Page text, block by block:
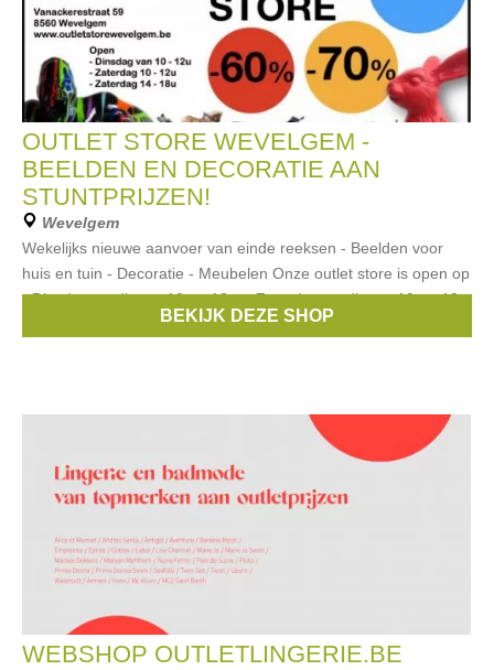
OUTLET STORE WEVELGEM -
BEELDEN EN DECORATIE AAN
STUNTPRIJZEN!
Wevelgem
Wekelijks nieuwe aanvoer van einde reeksen - Beelden voor
huis en tuin - Decoratie - Meubelen Onze outlet store is open op
- Dinsdag en dit van 10 tot 12 u - Zaterdag en dit van 10 tot 12 u
BEKIJK DEZE SHOP
WEBSHOP OUTLETLINGERIE.BE